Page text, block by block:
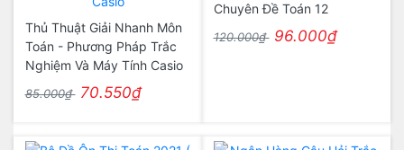
Thủ Thuật Giải Nhanh Môn
Toán - Phương Pháp Trắc
Nghiệm Và Máy Tính Casio
85.000₫ 70.550₫
Chuyên Đề Toán 12
120.000₫ 96.000₫